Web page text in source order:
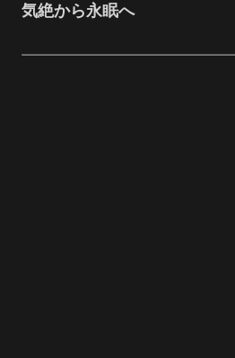
気絶から永眠へ